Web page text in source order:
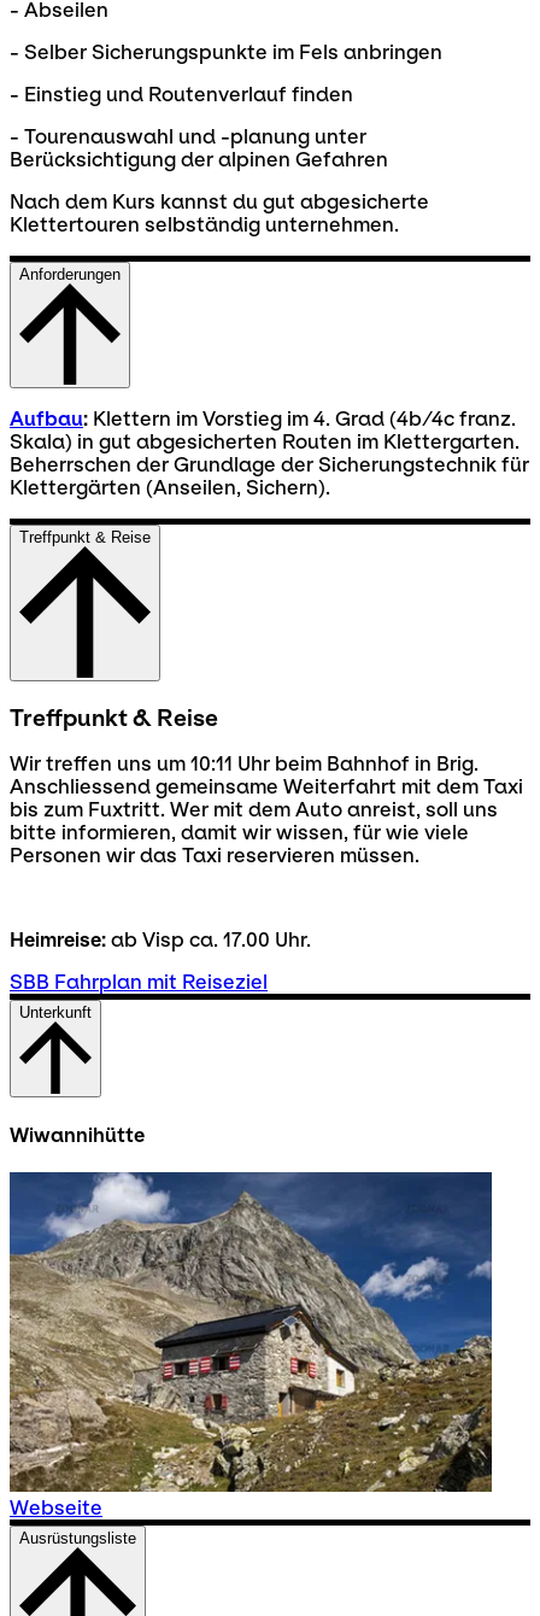
- Abseilen
- Selber Sicherungspunkte im Fels anbringen
- Einstieg und Routenverlauf finden
- Tourenauswahl und -planung unter
Berücksichtigung der alpinen Gefahren
Nach dem Kurs kannst du gut abgesicherte
Klettertouren selbständig unternehmen.
Anforderungen
Aufbau: Klettern im Vorstieg im 4. Grad (4b/4c franz.
Skala) in gut abgesicherten Routen im Klettergarten.
Beherrschen der Grundlage der Sicherungstechnik für
Klettergärten (Anseilen, Sichern).
Treffpunkt & Reise
Treffpunkt & Reise
Wir treffen uns um 10:11 Uhr beim Bahnhof in Brig.
Anschliessend gemeinsame Weiterfahrt mit dem Taxi
bis zum Fuxtritt. Wer mit dem Auto anreist, soll uns
bitte informieren, damit wir wissen, für wie viele
Personen wir das Taxi reservieren müssen.
Heimreise: ab Visp ca. 17.00 Uhr.
SBB Fahrplan mit Reiseziel
Unterkunft
Wiwannihütte
Webseite
Ausrüstungsliste